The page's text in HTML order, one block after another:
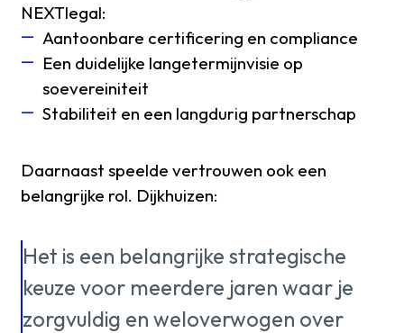
NEXTlegal:
Aantoonbare certificering en compliance
Een duidelijke langetermijnvisie op
soevereiniteit
Stabiliteit en een langdurig partnerschap
Daarnaast speelde vertrouwen ook een
belangrijke rol. Dijkhuizen:
Het is een belangrijke strategische
keuze voor meerdere jaren waar je
zorgvuldig en weloverwogen over